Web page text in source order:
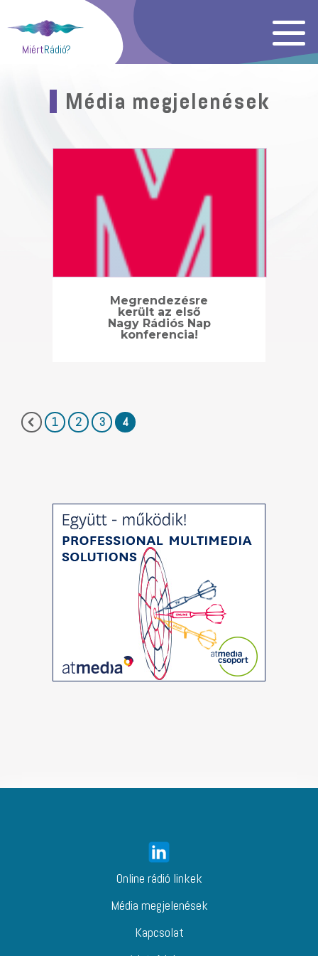
MiértRádió?
Média megjelenések
Megrendezésre
került az első
Nagy Rádiós Nap
konferencia!
1 2 3 4
Online rádió linkek
Média megjelenések
Kapcsolat